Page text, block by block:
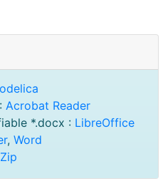
Acrobat Reader
*.docx : LibreOffice
, Word